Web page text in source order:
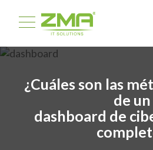
¿Cuáles son las
de un
dashboard de